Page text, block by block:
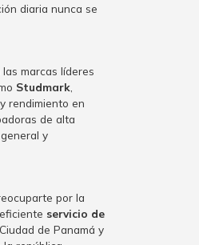
diaria nunca se
marcas líderes
Studmark
rendimiento en
de alta
y
por la
servicio de
de Panamá y